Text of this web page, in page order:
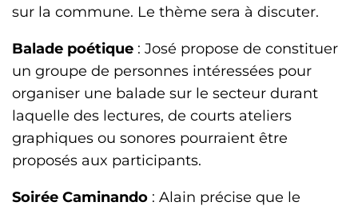
sur la commune. Le thème sera à discuter.
Balade poétique : José propose de constituer
un groupe de personnes intéressées pour
organiser une balade sur le secteur durant
laquelle des lectures, de courts ateliers
graphiques ou sonores pourraient être
proposés aux participants.
Soirée Caminando : Alain précise que le